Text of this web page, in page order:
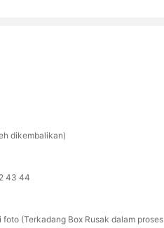
dikembalikan)
43 44
(Terkadang Box Rusak dalam proses